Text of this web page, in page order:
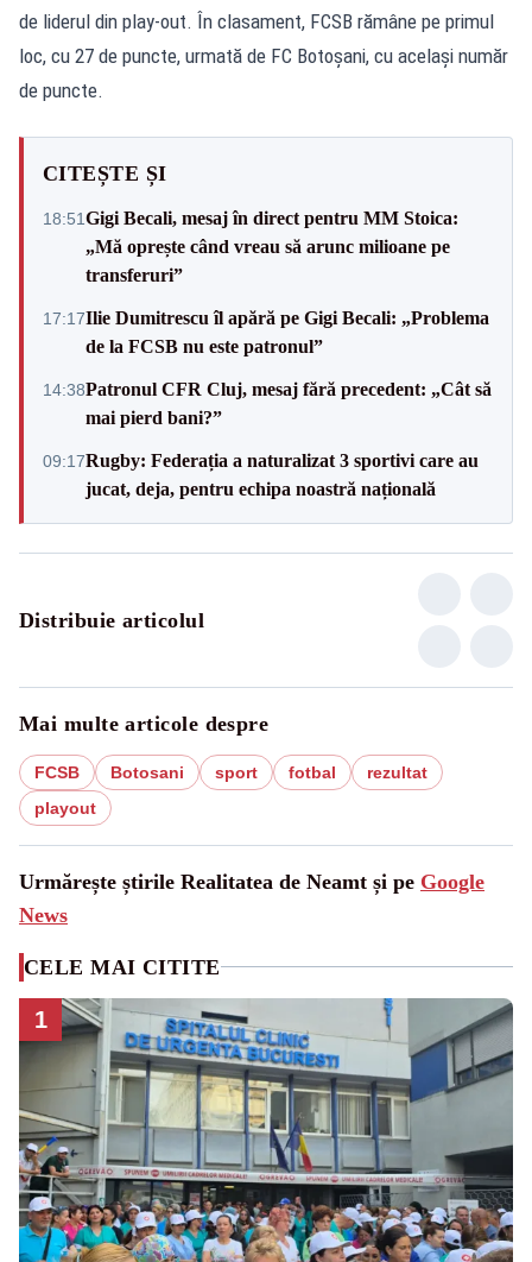
de liderul din play-out. În clasament, FCSB rămâne pe primul
loc, cu 27 de puncte, urmată de FC Botoşani, cu acelaşi număr
de puncte.
CITEȘTE ȘI
18:51Gigi Becali, mesaj în direct pentru MM Stoica:
„Mă oprește când vreau să arunc milioane pe
transferuri”
17:17Ilie Dumitrescu îl apără pe Gigi Becali: „Problema
de la FCSB nu este patronul”
14:38Patronul CFR Cluj, mesaj fără precedent: „Cât să
mai pierd bani?”
09:17Rugby: Federația a naturalizat 3 sportivi care au
jucat, deja, pentru echipa noastră națională
Distribuie articolul
Mai multe articole despre
FCSB Botosani sport fotbal
rezultat
playout
Urmărește știrile Realitatea de Neamt și pe Google
News
CELE MAI CITITE
1